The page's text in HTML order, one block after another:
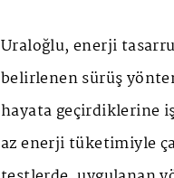
Uraloğlu, enerji
belirlenen sürüş
hayata geçirdiklerine
az enerji tüketimiyle